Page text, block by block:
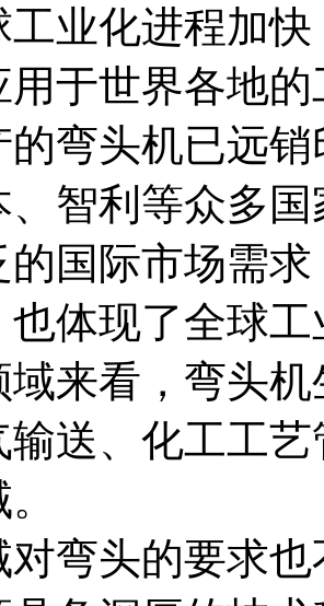
工业化进程加
用于世界各地
的弯头机已远
、智利等众多国
的国际市场需
也体现了全球
域来看，弯头
输送、化工工
对弯头的要求